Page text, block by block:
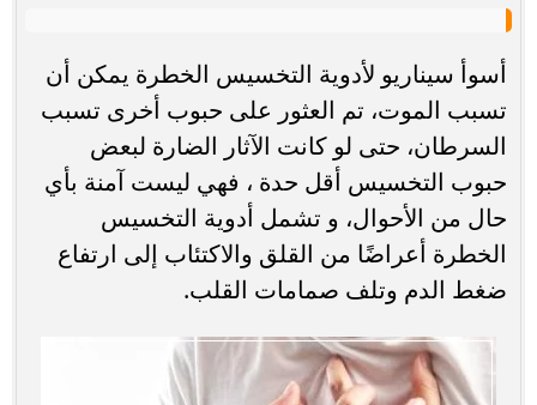
أسوأ سيناريو لأدوية التخسيس الخطرة يمكن أن
تسبب الموت، تم العثور على حبوب أخرى تسبب
السرطان، حتى لو كانت الآثار الضارة لبعض
حبوب التخسيس أقل حدة ، فهي ليست آمنة بأي
حال من الأحوال، و تشمل أدوية التخسيس
الخطرة أعراضًا من القلق والاكتئاب إلى ارتفاع
ضغط الدم وتلف صمامات القلب.